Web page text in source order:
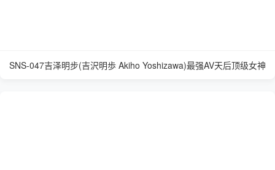
SNS-047吉泽明步(吉沢明歩 Akiho Yoshizawa)最强AV天后顶级女神